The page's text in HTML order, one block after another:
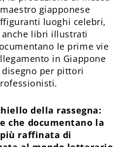
giapponese
luoghi celebri,
anche libri illustrati
le prime vie
in Giappone
per pittori
della rassegna:
che documentano la
raffinata di